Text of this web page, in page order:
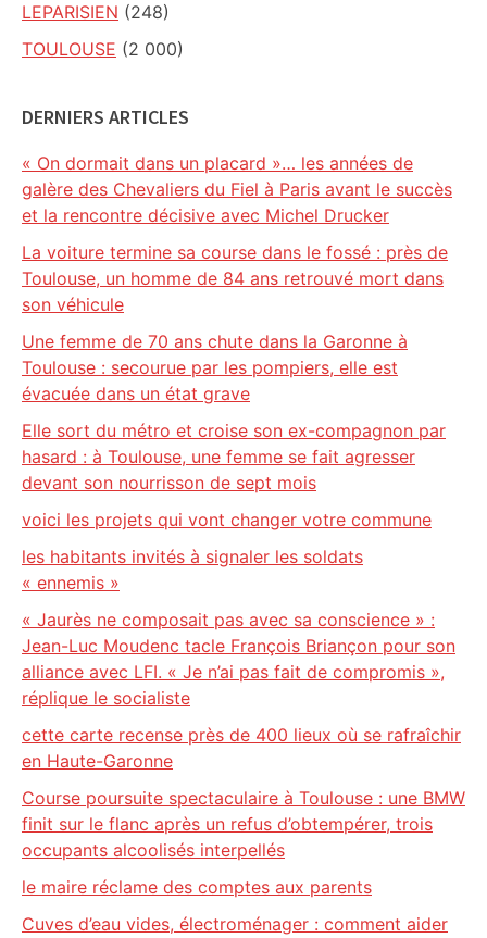
LEPARISIEN (248)
TOULOUSE (2 000)
DERNIERS ARTICLES
« On dormait dans un placard »… les années de
galère des Chevaliers du Fiel à Paris avant le succès
et la rencontre décisive avec Michel Drucker
La voiture termine sa course dans le fossé : près de
Toulouse, un homme de 84 ans retrouvé mort dans
son véhicule
Une femme de 70 ans chute dans la Garonne à
Toulouse : secourue par les pompiers, elle est
évacuée dans un état grave
Elle sort du métro et croise son ex-compagnon par
hasard : à Toulouse, une femme se fait agresser
devant son nourrisson de sept mois
voici les projets qui vont changer votre commune
les habitants invités à signaler les soldats
« ennemis »
« Jaurès ne composait pas avec sa conscience » :
Jean-Luc Moudenc tacle François Briançon pour son
alliance avec LFI. « Je n’ai pas fait de compromis »,
réplique le socialiste
cette carte recense près de 400 lieux où se rafraîchir
en Haute-Garonne
Course poursuite spectaculaire à Toulouse : une BMW
finit sur le flanc après un refus d’obtempérer, trois
occupants alcoolisés interpellés
le maire réclame des comptes aux parents
Cuves d’eau vides, électroménager : comment aider